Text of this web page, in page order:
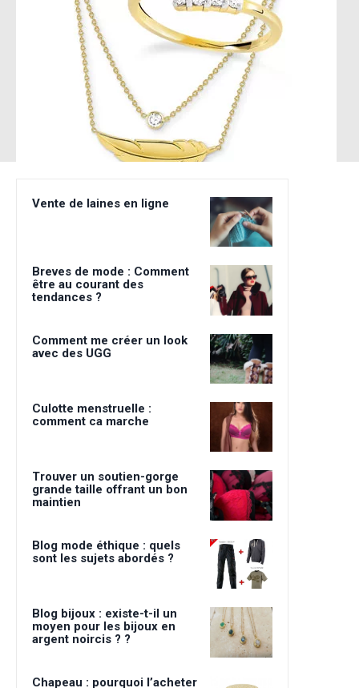
Vente de laines en ligne
Breves de mode : Comment
être au courant des
tendances ?
Comment me créer un look
avec des UGG
Culotte menstruelle :
comment ca marche
Trouver un soutien-gorge
grande taille offrant un bon
maintien
Blog mode éthique : quels
sont les sujets abordés ?
Blog bijoux : existe-t-il un
moyen pour les bijoux en
argent noircis ? ?
Chapeau : pourquoi l’acheter